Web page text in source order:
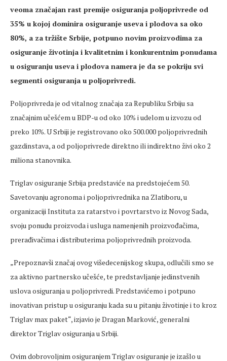
veoma značajan rast premije osiguranja poljoprivrede od
35% u kojoj dominira osiguranje useva i plodova sa oko
80%, a za tržište Srbije, potpuno novim proizvodima za
osiguranje životinja i kvalitetnim i konkurentnim ponudama
u osiguranju useva i plodova namera je da se pokriju svi
segmenti osiguranja u poljoprivredi.
Poljoprivreda je od vitalnog značaja za Republiku Srbiju sa
značajnim učešćem u BDP-u od oko 10% i udelom u izvozu od
preko 10%. U Srbiji je registrovano oko 500.000 poljoprivrednih
gazdinstava, a od poljoprivrede direktno ili indirektno živi oko 2
miliona stanovnika.
Triglav osiguranje Srbija predstaviće na predstojećem 50.
Savetovanju agronoma i poljoprivrednika na Zlatiboru, u
organizaciji Instituta za ratarstvo i povrtarstvo iz Novog Sada,
svoju ponudu proizvoda i usluga namenjenih proizvođačima,
prerađivačima i distributerima poljoprivrednih proizvoda.
„Prepoznavši značaj ovog višedecenijskog skupa, odlučili smo se
za aktivno partnersko učešće, te predstavljanje jedinstvenih
uslova osiguranja u poljoprivredi. Predstavićemo i potpuno
inovativan pristup u osiguranju kada su u pitanju životinje i to kroz
Triglav max paket“, izjavio je Dragan Marković, generalni
direktor Triglav osiguranja u Srbiji.
Ovim dobrovoljnim osiguranjem Triglav osiguranje je izašlo u